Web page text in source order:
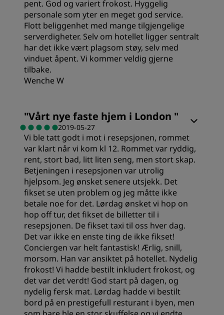
pent. God og variert frokost. Hyggelig
personale som yter en meget god service.
Flott beliggenhet med mange tilgjengelige
serverdigheter. Selv om hotellet ligger sentralt
har det ikke vært plagsom støy, selv med
vinduet åpent. Vi kommer veldig gjerne
tilbake.
Wenche W
"Vårt nye faste hjem i London "
2019-05-27
Vi ble tatt godt i mot i resepsjonen, rommet
var klart når vi kom kl 12. Rommet var ryddig,
rent, stort bad, litt liten seng, men stort skap.
Betjeningen i resepsjonen var utrolig
hjelpsom. Jeg ønsket senere utsjekk. Det
fikset se uten problem og jeg måtte ikke
betale noe for det. Lørdag ønsket vi hop on
hop off tur, det fikset de billetter til i
resepsjonen. De fikset taxi til oss hver dag.
Det var ikke en enste ting de ikke fikset!
Conciergen var helt fantastisk! Ærlig, snill,
morsom. Han var ansiktet på hotellet. Nydelig
frokost! Vi hadde bestilt inkludert frokost, og
det var det verdt! God start på dagen, og
nydelig fersk mat. Lørdag hadde vi bestilt
bord på en prestigefull resturant i byen, men